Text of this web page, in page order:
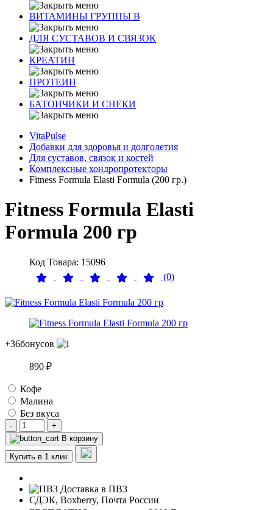
ВИТАМИНЫ ГРУППЫ В
ДЛЯ СУСТАВОВ И СВЯЗОК
КРЕАТИН
ПРОТЕИН
БАТОНЧИКИ И СНЕКИ
VitaPulse
Добавки для здоровья и долголетия
Для суставов, связок и костей
Комплексные хондропротекторы
Fitness Formula Elasti Formula (200 гр.)
Fitness Formula Elasti
Formula 200 гр
Код Товара: 15096
(0)
+36бонусов
890 ₽
Кофе
Малина
Без вкуса
-
+
В корзину
Купить в 1 клик
Доставка в ПВЗ
СДЭК, Boxberry, Почта России